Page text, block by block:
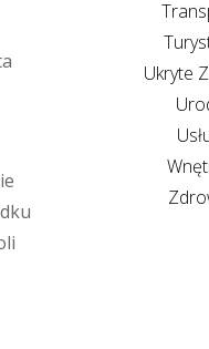
Ukryte